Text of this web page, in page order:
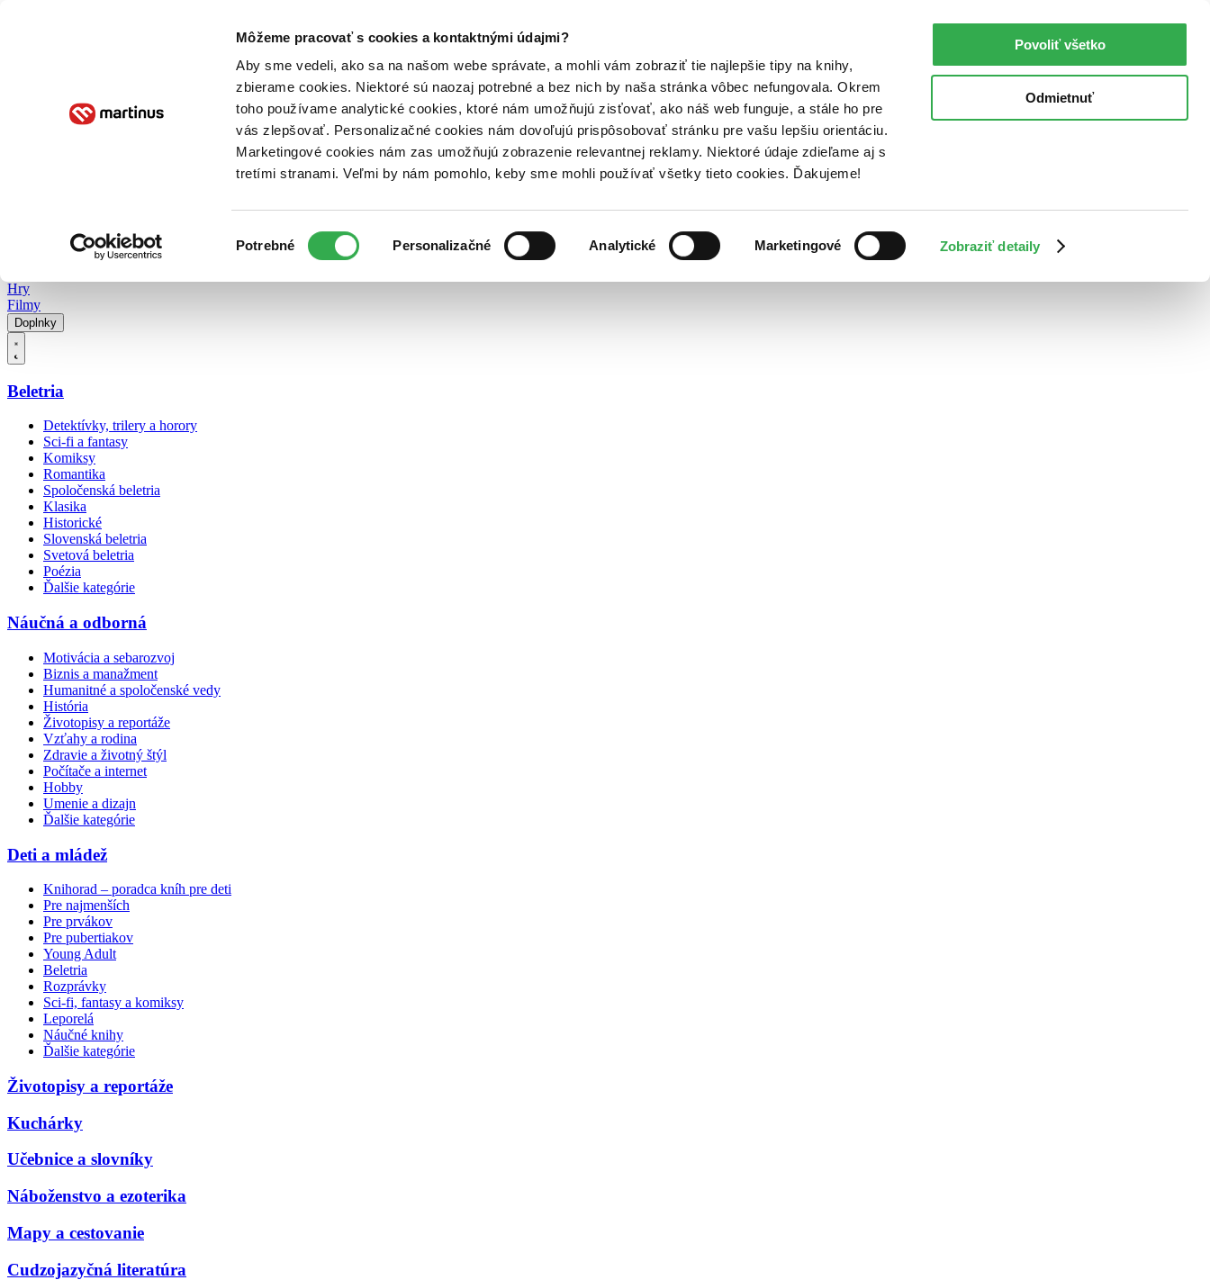
Môžeme pracovať s cookies a kontaktnými údajmi?
Aby sme vedeli, ako sa na našom webe správate, a mohli vám zobraziť tie najlepšie tipy na knihy,
zbierame cookies. Niektoré sú naozaj potrebné a bez nich by naša stránka vôbec nefungovala. Okrem
toho používame analytické cookies, ktoré nám umožňujú zisťovať, ako náš web funguje, a stále ho pre
vás zlepšovať. Personalizačné cookies nám dovoľujú prispôsobovať stránku pre vašu lepšiu orientáciu.
Marketingové cookies nám zas umožňujú zobrazenie relevantnej reklamy. Niektoré údaje zdieľame aj s
tretími stranami. Veľmi by nám pomohlo, keby sme mohli používať všetky tieto cookies. Ďakujeme!
súhlasu
Potrebné Personalizačné Analytické Marketingové Zobraziť detaily
Povoliť všetko
Odmietnuť
Poukážky Kontakt
Hry
Filmy
Doplnky
Beletria
Detektívky, trilery a horory
Sci-fi a fantasy
Komiksy
Romantika
Spoločenská beletria
Klasika
Historické
Slovenská beletria
Svetová beletria
Poézia
Ďalšie kategórie
Náučná a odborná
Motivácia a sebarozvoj
Biznis a manažment
Humanitné a spoločenské vedy
História
Životopisy a reportáže
Vzťahy a rodina
Zdravie a životný štýl
Počítače a internet
Hobby
Umenie a dizajn
Ďalšie kategórie
Deti a mládež
Knihorad – poradca kníh pre deti
Pre najmenších
Pre prvákov
Pre pubertiakov
Young Adult
Beletria
Rozprávky
Sci-fi, fantasy a komiksy
Leporelá
Náučné knihy
Ďalšie kategórie
Životopisy a reportáže
Kuchárky
Učebnice a slovníky
Náboženstvo a ezoterika
Mapy a cestovanie
Cudzojazyčná literatúra